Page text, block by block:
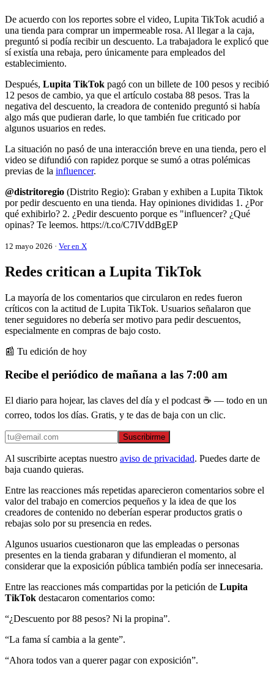
De acuerdo con los reportes sobre el video, Lupita TikTok acudió a
una tienda para comprar un impermeable rosa. Al llegar a la caja,
preguntó si podía recibir un descuento. La trabajadora le explicó que
sí existía una rebaja, pero únicamente para empleados del
establecimiento.
Después, Lupita TikTok pagó con un billete de 100 pesos y recibió
12 pesos de cambio, ya que el artículo costaba 88 pesos. Tras la
negativa del descuento, la creadora de contenido preguntó si había
algo más que pudieran darle, lo que también fue criticado por
algunos usuarios en redes.
La situación no pasó de una interacción breve en una tienda, pero el
video se difundió con rapidez porque se sumó a otras polémicas
previas de la influencer.
@distritoregio (Distrito Regio): Graban y exhiben a Lupita Tiktok
por pedir descuento en una tienda. Hay opiniones divididas 1. ¿Por
qué exhibirlo? 2. ¿Pedir descuento porque es "influencer? ¿Qué
opinas? Te leemos. https://t.co/C7IVddBgEP
12 mayo 2026 · Ver en X
Redes critican a Lupita TikTok
La mayoría de los comentarios que circularon en redes fueron
críticos con la actitud de Lupita TikTok. Usuarios señalaron que
tener seguidores no debería ser motivo para pedir descuentos,
especialmente en compras de bajo costo.
📰 Tu edición de hoy
Recibe el periódico de mañana a las 7:00 am
El diario para hojear, las claves del día y el podcast ☕ — todo en un
correo, todos los días. Gratis, y te das de baja con un clic.
Suscribirme
Al suscribirte aceptas nuestro aviso de privacidad. Puedes darte de
baja cuando quieras.
Entre las reacciones más repetidas aparecieron comentarios sobre el
valor del trabajo en comercios pequeños y la idea de que los
creadores de contenido no deberían esperar productos gratis o
rebajas solo por su presencia en redes.
Algunos usuarios cuestionaron que las empleadas o personas
presentes en la tienda grabaran y difundieran el momento, al
considerar que la exposición pública también podía ser innecesaria.
Entre las reacciones más compartidas por la petición de Lupita
TikTok destacaron comentarios como:
“¿Descuento por 88 pesos? Ni la propina”.
“La fama sí cambia a la gente”.
“Ahora todos van a querer pagar con exposición”.